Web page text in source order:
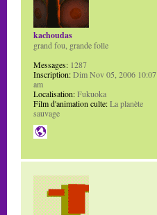
kachoudas
grand fou, grande folle
Messages: 1287
Inscription:Dim Nov 05, 2006 10:07
am
Localisation:Fukuoka
Film d'animation culte:La planète
sauvage